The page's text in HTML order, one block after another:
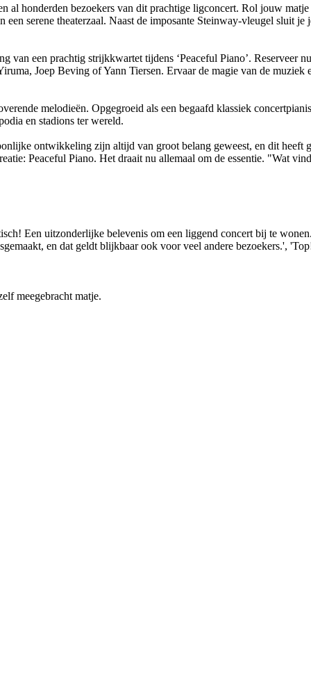
al honderden bezoekers van dit prachtige ligconcert. Rol jouw
serene theaterzaal. Naast de imposante Steinway-vleugel sluit
een prachtig strijkkwartet tijdens ‘Peaceful Piano’. Reserveer
Joep Beving of Yann Tiersen. Ervaar de magie van de muziek
melodieën. Opgegroeid als een begaafd klassiek
en stadions ter wereld.
ontwikkeling zijn altijd van groot belang geweest, en dit
Peaceful Piano. Het draait nu allemaal om de essentie. "Wat
Een uitzonderlijke belevenis om een liggend concert bij te
en dat geldt blijkbaar ook voor veel andere bezoekers.',
meegebracht matje.